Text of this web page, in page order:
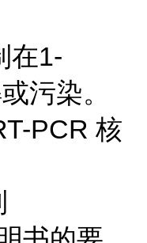
在1-
污染。
PCR 核